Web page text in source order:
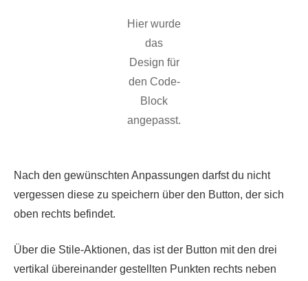
Hier wurde
das
Design für
den Code-
Block
angepasst.
Nach den gewünschten Anpassungen darfst du nicht
vergessen diese zu speichern über den Button, der sich
oben rechts befindet.
Über die Stile-Aktionen, das ist der Button mit den drei
vertikal übereinander gestellten Punkten rechts neben